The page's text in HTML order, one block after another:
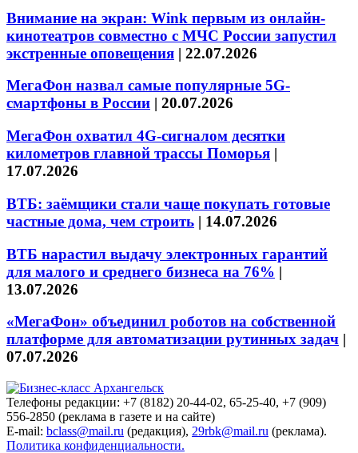
Внимание на экран: Wink первым из онлайн-
кинотеатров совместно с МЧС России запустил
экстренные оповещения | 22.07.2026
МегаФон назвал самые популярные 5G-
смартфоны в России | 20.07.2026
МегаФон охватил 4G-сигналом десятки
километров главной трассы Поморья |
17.07.2026
ВТБ: заёмщики стали чаще покупать готовые
частные дома, чем строить | 14.07.2026
ВТБ нарастил выдачу электронных гарантий
для малого и среднего бизнеса на 76% |
13.07.2026
«МегаФон» объединил роботов на собственной
платформе для автоматизации рутинных задач |
07.07.2026
Телефоны редакции: +7 (8182) 20-44-02, 65-25-40, +7 (909)
556-2850 (реклама в газете и на сайте)
E-mail: bclass@mail.ru (редакция), 29rbk@mail.ru (реклама).
Политика конфиденциальности.